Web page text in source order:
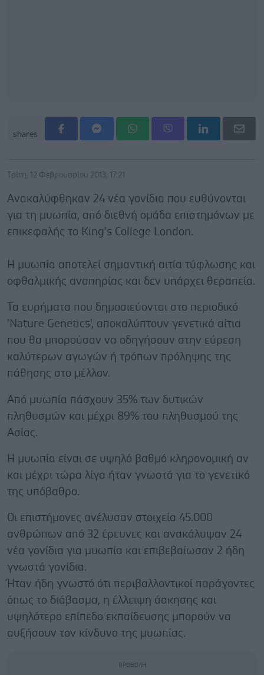
shares
Τρίτη, 12 Φεβρουαρίου 2013, 17:21
Ανακαλύφθηκαν 24 νέα γονίδια που ευθύνονται
για τη μυωπία, από διεθνή ομάδα επιστημόνων με
επικεφαλής το King's College London.
Η μυωπία αποτελεί σημαντική αιτία τύφλωσης και
οφθαλμικής αναπηρίας και δεν υπάρχει θεραπεία.
Τα ευρήματα που δημοσιεύονται στο περιοδικό
'Nature Genetics', αποκαλύπτουν γενετικά αίτια
που θα μπορούσαν να οδηγήσουν στην εύρεση
καλύτερων αγωγών ή τρόπων πρόληψης της
πάθησης στο μέλλον.
Από μυωπία πάσχουν 35% των δυτικών
πληθυσμών και μέχρι 89% του πληθυσμού της
Ασίας.
Η μυωπία είναι σε υψηλό βαθμό κληρονομική αν
και μέχρι τώρα λίγα ήταν γνωστά για το γενετικό
της υπόβαθρο.
Οι επιστήμονες ανέλυσαν στοιχεία 45.000
ανθρώπων από 32 έρευνες και ανακάλυψαν 24
νέα γονίδια για μυωπία και επιβεβαίωσαν 2 ήδη
γνωστά γονίδια.
Ήταν ήδη γνωστό ότι περιβαλλοντικοί παράγοντες
όπως το διάβασμα, η έλλειψη άσκησης και
υψηλότερο επίπεδο εκπαίδευσης μπορούν να
αυξήσουν τον κίνδυνο της μυωπίας.